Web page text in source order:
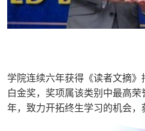
学院连续六年获得《读者文摘
白金奖，奖项属该类别中最高
年，致力开拓终生学习的机会，